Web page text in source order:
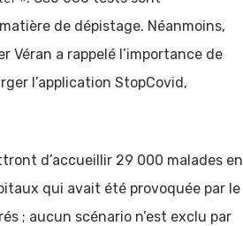
de dépistage. Néanmoins,
Véran a rappelé l’importance de
l’application StopCovid,
d’accueillir 29 000 malades en
qui avait été provoquée par le
; aucun scénario n’est exclu par